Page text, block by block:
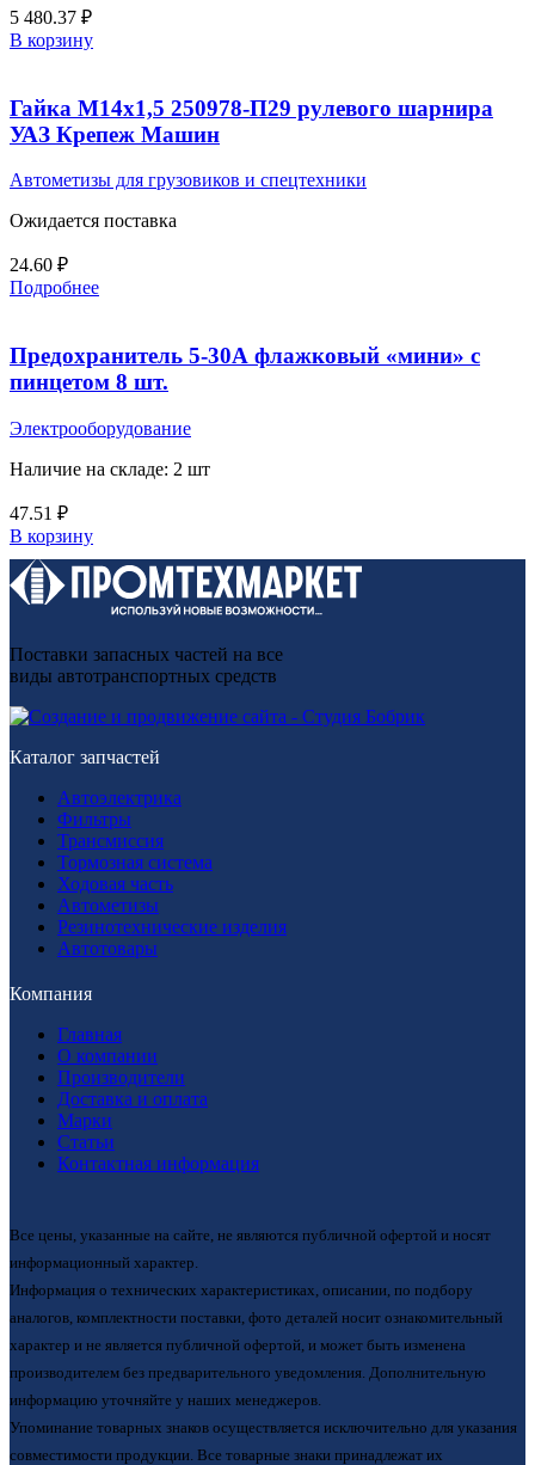
5 480.37 ₽
В корзину
Гайка М14х1,5 250978-П29 рулевого шарнира
УАЗ Крепеж Машин
Автометизы для грузовиков и спецтехники
Ожидается поставка
24.60 ₽
Подробнее
Предохранитель 5-30А флажковый «мини» с
пинцетом 8 шт.
Электрооборудование
Наличие на складе: 2 шт
47.51 ₽
В корзину
Поставки запасных частей на все
виды автотранспортных средств
Каталог запчастей
Автоэлектрика
Фильтры
Трансмиссия
Тормозная система
Ходовая часть
Автометизы
Резинотехнические изделия
Автотовары
Компания
Главная
О компании
Производители
Доставка и оплата
Марки
Статьи
Контактная информация
Все цены, указанные на сайте, не являются публичной офертой и носят
информационный характер.
Информация о технических характеристиках, описании, по подбору
аналогов, комплектности поставки, фото деталей носит ознакомительный
характер и не является публичной офертой, и может быть изменена
производителем без предварительного уведомления. Дополнительную
информацию уточняйте у наших менеджеров.
Упоминание товарных знаков осуществляется исключительно для указания
совместимости продукции. Все товарные знаки принадлежат их